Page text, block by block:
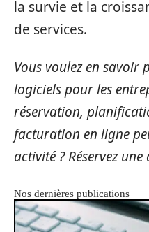
la survie et la
de services.
Vous voulez en savoir
logiciels pour les
réservation,
facturation en ligne
activité ? Réservez
Nos dernières publications